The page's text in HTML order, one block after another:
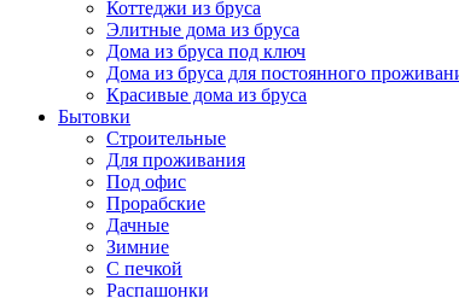
Коттеджи из бруса
Элитные дома из бруса
Дома из бруса под ключ
Дома из бруса для постоянного
Красивые дома из бруса
Бытовки
Строительные
Для проживания
Под офис
Прорабские
Дачные
Зимние
С печкой
Распашонки